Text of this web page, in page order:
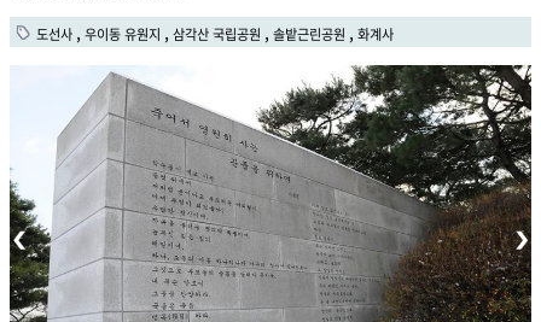
도선사 , 우이동 유원지 , 삼각산 국립공원 , 솔밭근린공원 , 화계사